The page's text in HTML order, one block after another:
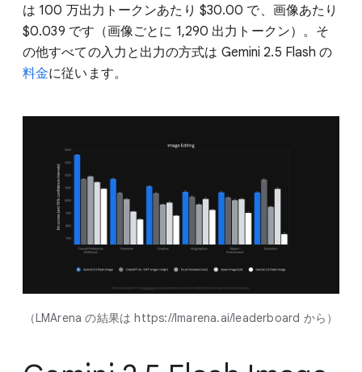
は 100 万出力トークンあたり $30.00 で、画像あたり
$0.039 です（画像ごとに 1,290 出力トークン）。そ
の他すべての入力と出力の方式は Gemini 2.5 Flash の
料金に従います。
（LMArena の結果は https://lmarena.ai/leaderboard から）